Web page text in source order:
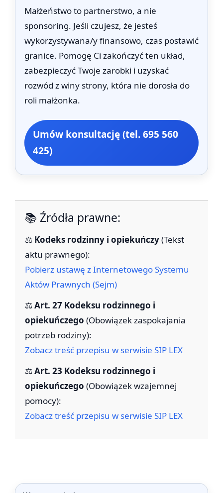
Małżeństwo to partnerstwo, a nie
sponsoring. Jeśli czujesz, że jesteś
wykorzystywana/y finansowo, czas postawić
granice. Pomogę Ci zakończyć ten układ,
zabezpieczyć Twoje zarobki i uzyskać
rozwód z winy strony, która nie dorosła do
roli małżonka.
Umów konsultację (tel. 695 560
425)
📚 Źródła prawne:
⚖️ Kodeks rodzinny i opiekuńczy(Tekst
aktu prawnego):
Pobierz ustawę z Internetowego Systemu
Aktów Prawnych (Sejm)
⚖️Art. 27 Kodeksu rodzinnego i
opiekuńczego (Obowiązek zaspokajania
potrzeb rodziny):
Zobacz treść przepisu w serwisie SIP LEX
⚖️Art. 23 Kodeksu rodzinnego i
opiekuńczego (Obowiązek wzajemnej
pomocy):
Zobacz treść przepisu w serwisie SIP LEX